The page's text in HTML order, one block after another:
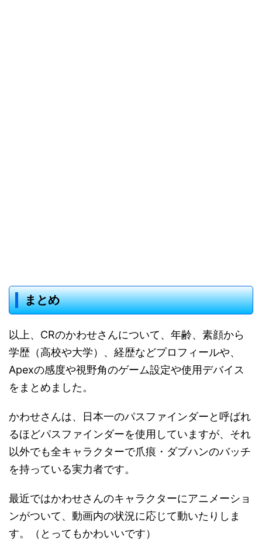
まとめ
以上、CRのかわせさんについて、年齢、素顔から
学歴（高校や大学）、経歴などプロフィールや、
Apexの感度や視野角のゲーム設定や使用デバイス
をまとめました。
かわせさんは、日本一のパスファインダーと呼ばれ
るほどパスファインダーを使用していますが、それ
以外でも全キャラクターで爪痕・ダブハンのバッチ
を持っている実力者です。
最近ではかわせさんのキャラクターにアニメーショ
ンがついて、動画内の状況に応じて動いたりしま
す。（とってもかわいいです）